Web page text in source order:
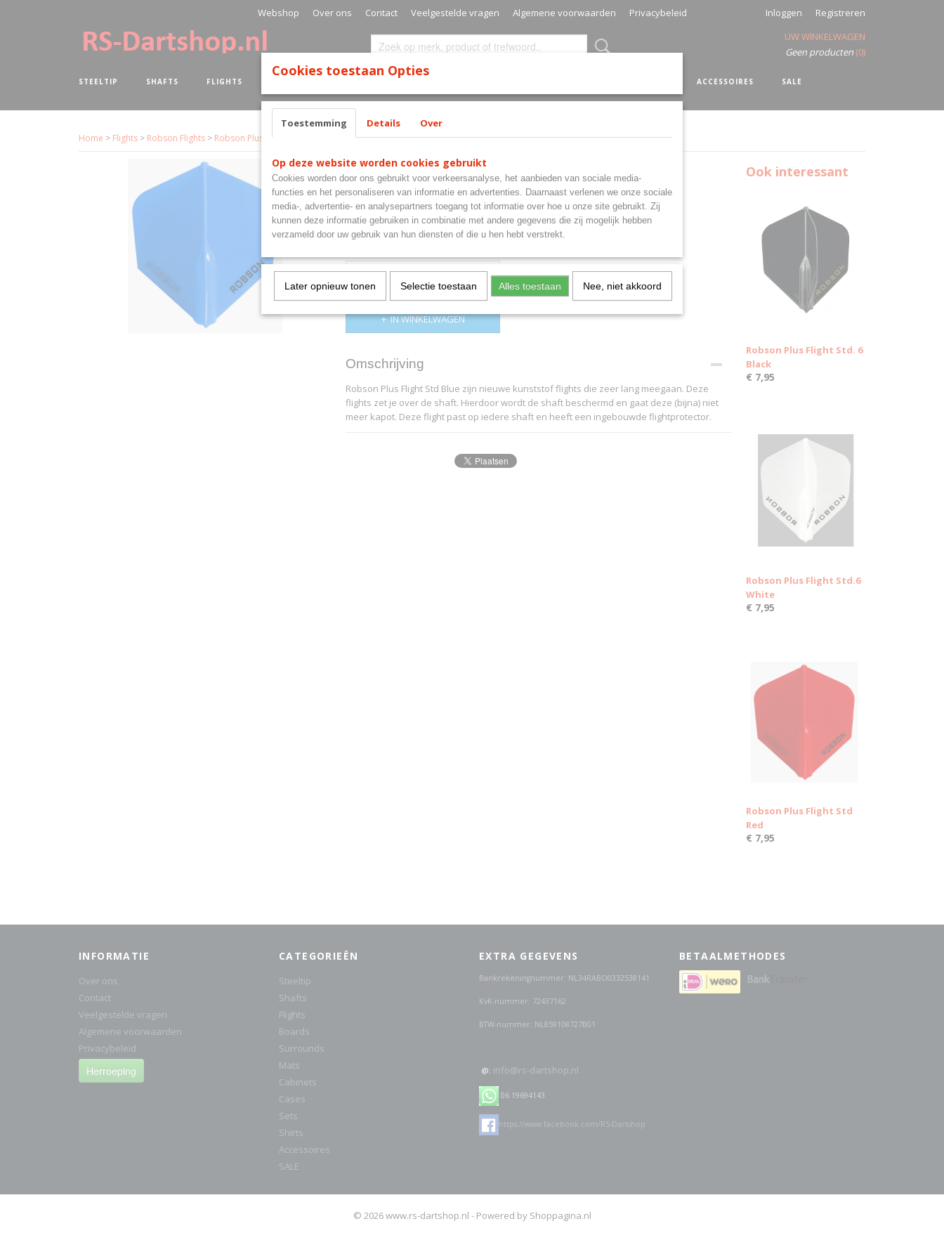
Webshop Over ons Contact Veelgestelde vragen Algemene voorwaarden Privacybeleid Inloggen
Registreren
UW WINKELWAGEN
Geen producten (0)
STEELTIP SHAFTS FLIGHTS ACCESSOIRES SALE
Home > Flights > Robson Flights > Robson Plus Flight Std Blue
Robson Plus Flight Std Blue
€ 7,95 (inclusief btw 21%)
✓ Op voorraad - Levertijd 1-3 Werkdagen
IN WINKELWAGEN
Omschrijving
Robson Plus Flight Std Blue zijn nieuwe kunststof flights die zeer lang meegaan. Deze
flights zet je over de shaft. Hierdoor wordt de shaft beschermd en gaat deze (bijna) niet
meer kapot. Deze flight past op iedere shaft en heeft een ingebouwde flightprotector.
Ook interessant
Robson Plus Flight Std. 6
Black
€ 7,95
Robson Plus Flight Std.6
White
€ 7,95
Robson Plus Flight Std
Red
€ 7,95
INFORMATIE
Over ons
Contact
Veelgestelde vragen
Algemene voorwaarden
Privacybeleid
Herroeping
CATEGORIEËN
Steeltip
Shafts
Flights
Boards
Surrounds
Mats
Cabinets
Cases
Sets
Shirts
Accessoires
SALE
EXTRA GEGEVENS
Bankrekeningnummer: NL34RABO0332538141
KvK-nummer: 72437162
BTW-nummer: NL859108727B01
@: info@rs-dartshop.nl
06 19694143
https://www.facebook.com/RS-Dartshop
BETAALMETHODES
© 2026 www.rs-dartshop.nl - Powered by Shoppagina.nl
Cookies toestaan Opties
Toestemming Details Over
Op deze website worden cookies gebruikt
Cookies worden door ons gebruikt voor verkeersanalyse, het aanbieden van sociale media-
functies en het personaliseren van informatie en advertenties. Daarnaast verlenen we onze sociale
media-, advertentie- en analysepartners toegang tot informatie over hoe u onze site gebruikt. Zij
kunnen deze informatie gebruiken in combinatie met andere gegevens die zij mogelijk hebben
verzameld door uw gebruik van hun diensten of die u hen hebt verstrekt.
Later opnieuw tonen Selectie toestaan Alles toestaan Nee, niet akkoord